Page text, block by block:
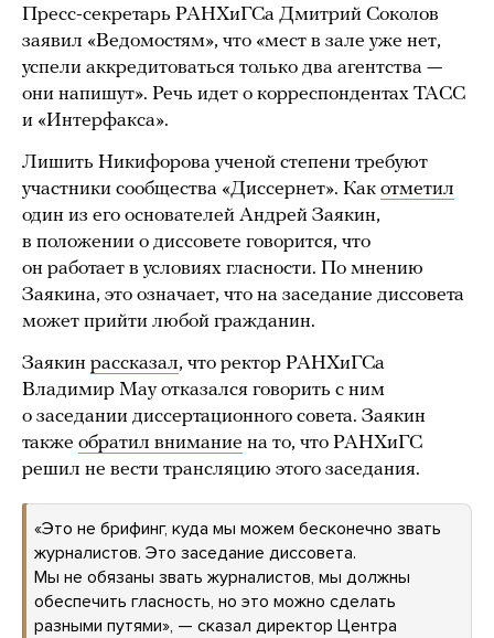
Пресс-секретарь РАНХиГСа Дмитрий Соколов
заявил «Ведомостям», что «мест в зале уже нет,
успели аккредитоваться только два агентства —
они напишут». Речь идет о корреспондентах ТАСС
и «Интерфакса».
Лишить Никифорова ученой степени требуют
участники сообщества «Диссернет». Как отметил
один из его основателей Андрей Заякин,
в положении о диссовете говорится, что
он работает в условиях гласности. По мнению
Заякина, это означает, что на заседание диссовета
может прийти любой гражданин.
Заякин рассказал, что ректор РАНХиГСа
Владимир Мау отказался говорить с ним
о заседании диссертационного совета. Заякин
также обратил внимание на то, что РАНХиГС
решил не вести трансляцию этого заседания.
«Это не брифинг, куда мы можем бесконечно звать
журналистов. Это заседание диссовета.
Мы не обязаны звать журналистов, мы должны
обеспечить гласность, но это можно сделать
разными путями», — сказал директор Центра